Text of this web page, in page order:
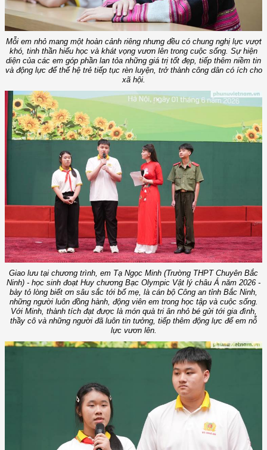
Mỗi em nhỏ mang một hoàn cảnh riêng nhưng đều có chung nghị lực vượt
khó, tinh thần hiếu học và khát vọng vươn lên trong cuộc sống. Sự hiện
diện của các em góp phần lan tỏa những giá trị tốt đẹp, tiếp thêm niềm tin
và động lực để thế hệ trẻ tiếp tục rèn luyện, trở thành công dân có ích cho
xã hội.
Giao lưu tại chương trình, em Tạ Ngọc Minh (Trường THPT Chuyên Bắc
Ninh) - học sinh đoạt Huy chương Bạc Olympic Vật lý châu Á năm 2026 -
bày tỏ lòng biết ơn sâu sắc tới bố mẹ, là cán bộ Công an tỉnh Bắc Ninh,
những người luôn đồng hành, động viên em trong học tập và cuộc sống.
Với Minh, thành tích đạt được là món quà tri ân nhỏ bé gửi tới gia đình,
thầy cô và những người đã luôn tin tưởng, tiếp thêm động lực để em nỗ
lực vươn lên.